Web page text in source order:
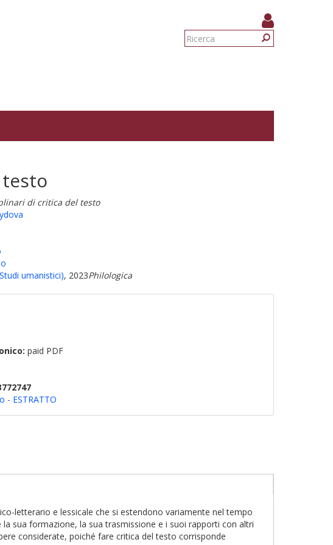
Form
testo
di critica del testo
umanistici), 2023Philologica
paid PDF
- ESTRATTO
letterario e lessicale che si estendono variamente nel tempo
sua formazione, la sua trasmissione e i suoi rapporti con altri
considerate, poiché fare critica del testo corrisponde